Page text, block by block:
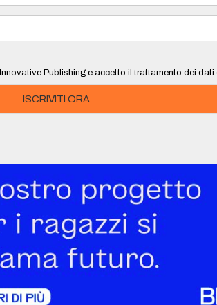
Publishing e accetto il trattamento dei dati
ISCRIVITI ORA